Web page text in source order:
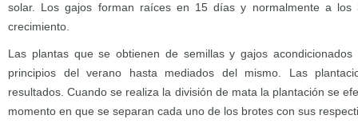
solar. Los gajos forman raíces en 15 días y normalmente a
crecimiento.
Las plantas que se obtienen de semillas y gajos
principios del verano hasta mediados del mismo. Las
resultados. Cuando se realiza la división de mata la plantación se
momento en que se separan cada uno de los brotes con sus